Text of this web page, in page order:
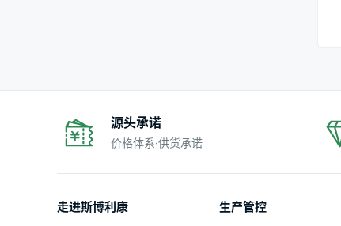
源头承诺
价格体系·供货承诺
走进斯博利康 生产管控